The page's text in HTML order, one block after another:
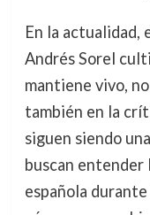
En la actualidad,
Andrés Sorel
mantiene vivo,
también en la
siguen siendo
buscan entender
española